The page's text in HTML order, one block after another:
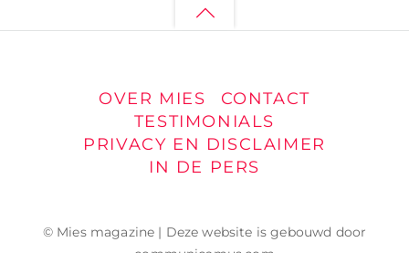
Back
OVER MIES
CONTACT
TESTIMONIALS
PRIVACY EN DISCLAIMER
IN DE PERS
© Mies magazine | Deze website is gebouwd door